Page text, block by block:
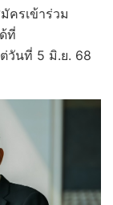
ครเข้าร่วม
ที่
วันที่ 5 มิ.ย. 68